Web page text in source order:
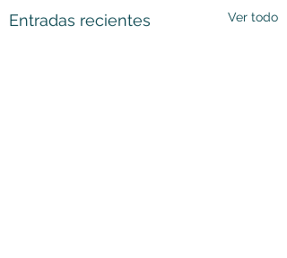
Entradas recientes Ver todo